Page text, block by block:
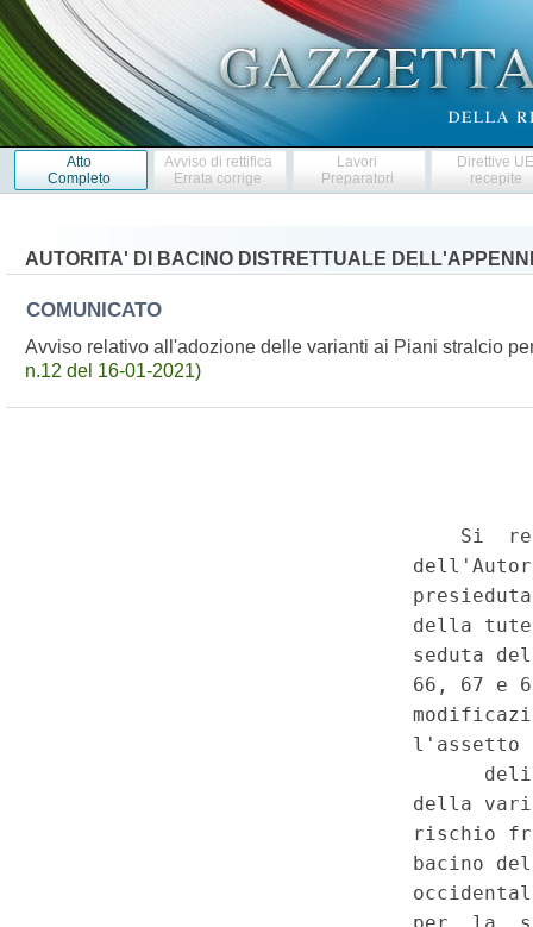
Atto
Completo
Avviso di rettifica
Errata corrige
Lavori
Preparatori
Direttive
recepite
AUTORITA' DI BACINO DISTRETTUALE
COMUNICATO
Avviso relativo all'adozione delle varianti ai Piani stralcio
n.12 del 16-01-2021)